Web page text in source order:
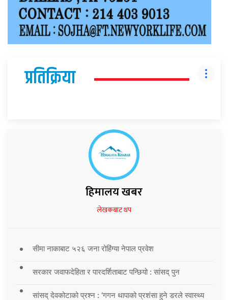
प्रतिक्रिया
हिमालय खबर
लेखकबाट थप
सीमा नाकाबाट ५२६ जना रोहिंग्या नेपाल प्रवेश
सरकार जवाफदेहिता र पारदर्शिताबाट पन्छियो : सांसद् पुन
सांसद् देवकोटाको प्रश्न : ‘गगन थापाको प्रशंसा हुने डरले स्वास्थ्य